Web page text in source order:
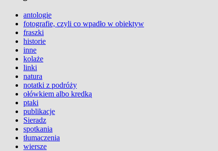
antologie
fotografie, czyli co wpadło w obiektyw
fraszki
historie
inne
kolaże
linki
natura
notatki z podróży
ołówkiem albo kredką
ptaki
publikacje
Sieradz
spotkania
tłumaczenia
wiersze